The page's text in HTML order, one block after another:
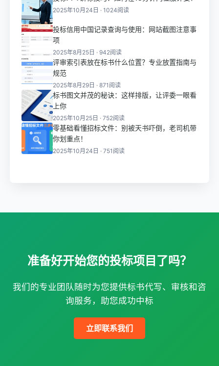
2025年10月24日 · 1024阅读
投标信用中国记录查询与使用：网站截图注意事
项
2025年8月25日 · 942阅读
评审索引表放在标书什么位置？专业放置指南与
规范
2025年8月29日 · 871阅读
标书图文并茂的秘诀：这样排版，让评委一眼看
上你
2025年10月25日 · 752阅读
零基础看懂招标文件：别被天书吓倒，老司机带
你划重点！
2025年10月24日 · 751阅读
准备好开始您的投标项目了吗？
我们的专业团队随时为您提供标书代写、审核和咨
询服务，助您成功中标
立即联系我们